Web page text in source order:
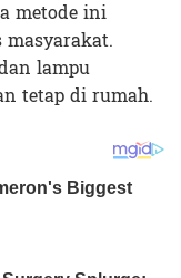
metode ini
lampu
tetap di rumah.